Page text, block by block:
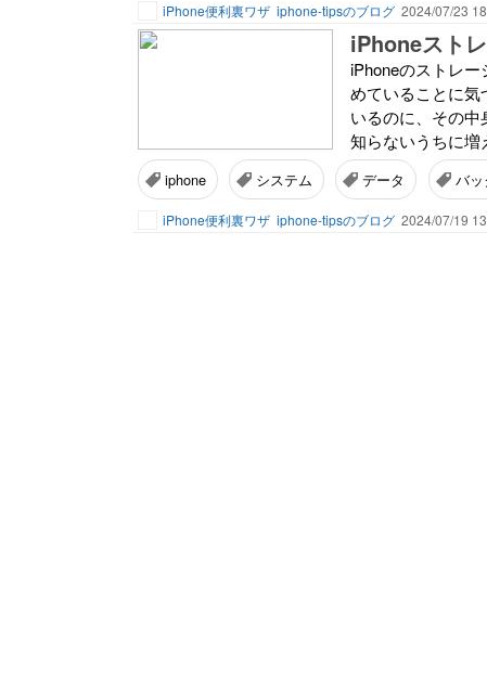
iPhone便利裏ワザ iphone-tipsのブログ 2024/07/23
iPhoneスト
iPhoneのストレ
めていることに気
いるのに、その中
知らないうちに増
iphone システム データ バ
iPhone便利裏ワザ iphone-tipsのブログ 2024/07/19